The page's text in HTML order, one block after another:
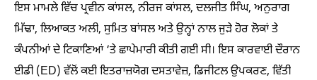
ਇਸ ਮਾਮਲੇ ਵਿੱਚ ਪ੍ਰਵੀਨ ਕਾਂਸਲ, ਨੀਰਜ ਕਾਂਸਲ, ਦਲਜੀਤ ਸਿੰਘ, ਅਨੁਰਾਗ
ਮਿੱਢਾ, ਲਿਆਕਤ ਅਲੀ, ਸੁਮਿਤ ਬਾਂਸਲ ਅਤੇ ਉਨ੍ਹਾਂ ਨਾਲ ਜੁੜੇ ਹੋਰ ਲੋਕਾਂ ਤੇ
ਕੰਪਨੀਆਂ ਦੇ ਟਿਕਾਣਿਆਂ ‘ਤੇ ਛਾਪੇਮਾਰੀ ਕੀਤੀ ਗਈ ਸੀ। ਇਸ ਕਾਰਵਾਈ ਦੌਰਾਨ
ਈਡੀ (ED) ਵੱਲੋਂ ਕਈ ਇਤਰਾਜ਼ਯੋਗ ਦਸਤਾਵੇਜ਼, ਡਿਜੀਟਲ ਉਪਕਰਣ, ਵਿੱਤੀ